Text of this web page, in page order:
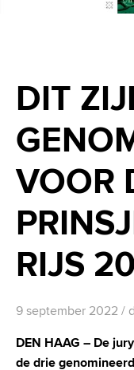
DIT
VOOR
RIJS
9 september 2022 /
DEN HAAG – De
de drie